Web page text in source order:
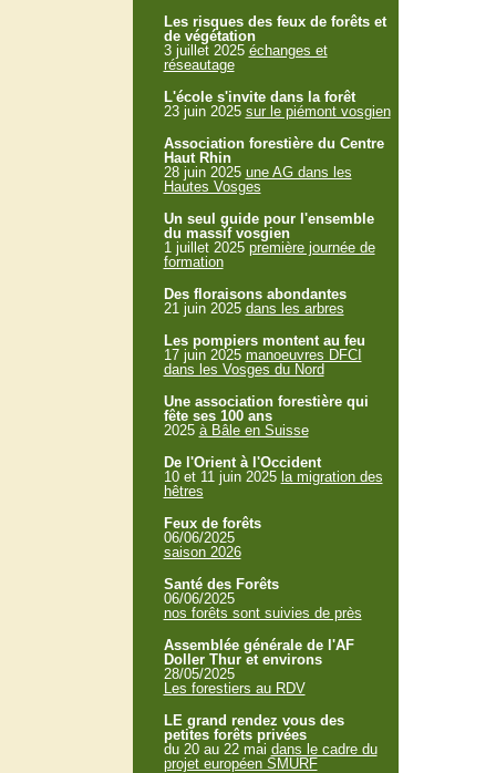
Les risques des feux de forêts et
de végétation
3 juillet 2025 échanges et
réseautage
L'école s'invite dans la forêt
23 juin 2025 sur le piémont vosgien
Association forestière du Centre
Haut Rhin
28 juin 2025 une AG dans les
Hautes Vosges
Un seul guide pour l'ensemble
du massif vosgien
1 juillet 2025 première journée de
formation
Des floraisons abondantes
21 juin 2025 dans les arbres
Les pompiers montent au feu
17 juin 2025 manoeuvres DFCI
dans les Vosges du Nord
Une association forestière qui
fête ses 100 ans
2025 à Bâle en Suisse
De l'Orient à l'Occident
10 et 11 juin 2025 la migration des
hêtres
Feux de forêts
06/06/2025
saison 2026
Santé des Forêts
06/06/2025
nos forêts sont suivies de près
Assemblée générale de l'AF
Doller Thur et environs
28/05/2025
Les forestiers au RDV
LE grand rendez vous des
petites forêts privées
du 20 au 22 mai dans le cadre du
projet européen SMURF